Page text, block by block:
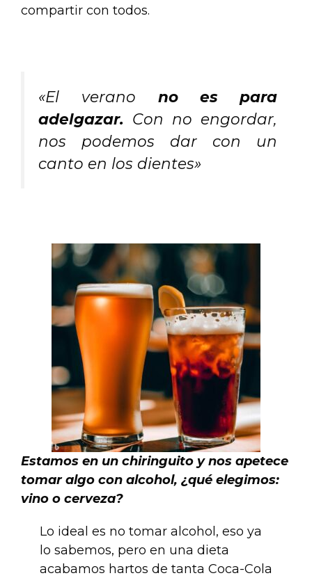
compartir con todos.
«El verano no es para
adelgazar. Con no engordar,
nos podemos dar con un
canto en los dientes»
Estamos en un chiringuito y nos apetece
tomar algo con alcohol, ¿qué elegimos:
vino o cerveza?
Lo ideal es no tomar alcohol, eso ya
lo sabemos, pero en una dieta
acabamos hartos de tanta Coca-Cola